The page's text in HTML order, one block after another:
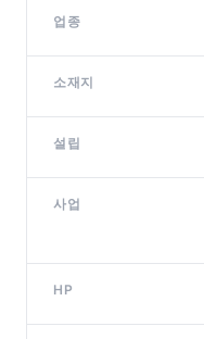
업종
소재지
설립
사업
HP